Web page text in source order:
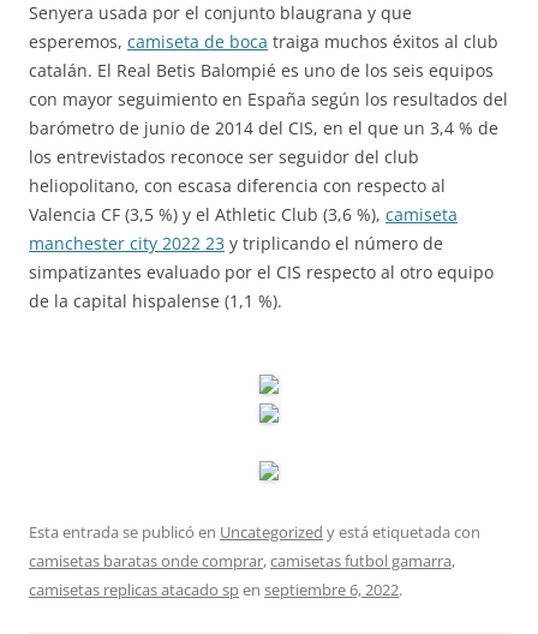
Senyera usada por el conjunto blaugrana y que
esperemos, camiseta de boca traiga muchos éxitos al club
catalán. El Real Betis Balompié es uno de los seis equipos
con mayor seguimiento en España según los resultados del
barómetro de junio de 2014 del CIS, en el que un 3,4 % de
los entrevistados reconoce ser seguidor del club
heliopolitano, con escasa diferencia con respecto al
Valencia CF (3,5 %) y el Athletic Club (3,6 %), camiseta
manchester city 2022 23 y triplicando el número de
simpatizantes evaluado por el CIS respecto al otro equipo
de la capital hispalense (1,1 %).
Esta entrada se publicó en Uncategorized y está etiquetada con
camisetas baratas onde comprar,camisetas futbol gamarra,
camisetas replicas atacado spen septiembre 6, 2022.